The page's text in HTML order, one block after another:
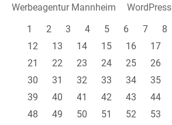
Werbeagentur Mannheim
WordPress
1
2 3 4 5 6 7 8
12
13 14 15 16 17
21
22 23 24 25 26
30
31 32 33 34 35
39
40 41 42 43 44
48
49 50 51 52 53